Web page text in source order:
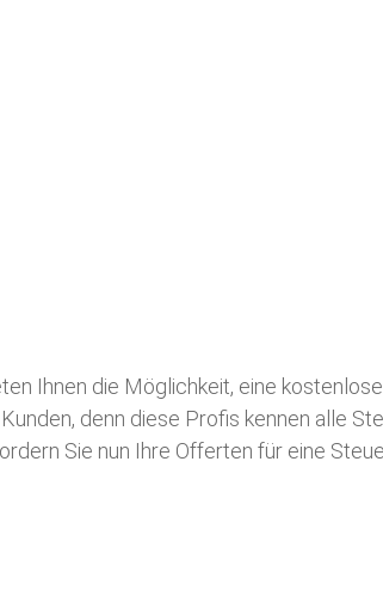
Ihnen die Möglichkeit, eine
denn diese Profis kennen alle
Sie nun Ihre Offerten für eine